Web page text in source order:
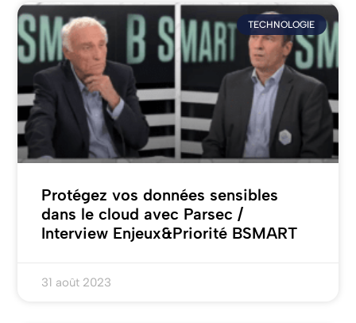
TECHNOLOGIE
Protégez vos données sensibles
dans le cloud avec Parsec /
Interview Enjeux&Priorité BSMART
31 août 2023